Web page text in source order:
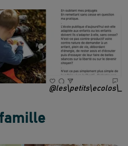
@les\petits\ecolos\_
famille